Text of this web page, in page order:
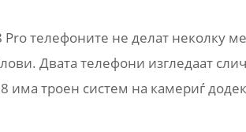
Pro телефоните не делат неколку
Двата телефони изгледаат
има троен систем на камериѓ